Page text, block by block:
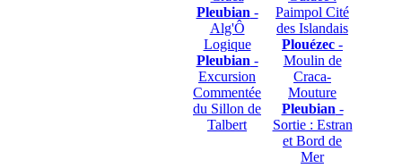
Pleubian -
Alg'Ô
Logique
Pleubian -
Excursion
Commentée
du Sillon de
Talbert
Paimpol Cité
des Islandais
Plouézec -
Moulin de
Craca-
Mouture
Pleubian -
Sortie : Estran
et Bord de
Mer